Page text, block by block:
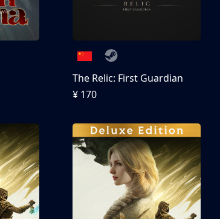
The Relic: First Guardian
¥ 170